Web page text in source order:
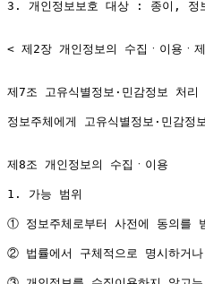
3. 개인정보보호 대상 : 종이, 정
< 제2장 개인정보의 수집ㆍ이용ㆍ
제7조 고유식별정보·민감정보 처리
정보주체에게 고유식별정보·민감
제8조 개인정보의 수집ㆍ이용
1. 가능 범위
① 정보주체로부터 사전에 동의를
② 법률에서 구체적으로 명시하거